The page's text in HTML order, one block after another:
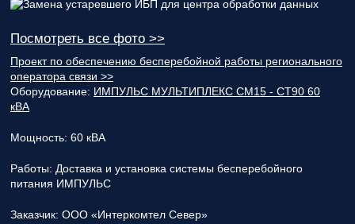
Посмотреть все фото >>
Проект по обеспечению бесперебойной работы регионального
оператора связи >>
Оборудование: ИМПУЛЬС МУЛЬТИПЛЕКС СМ15 - СТ90 60
кВА
Мощность: 60 кВА
Работы: Доставка и установка системы бесперебойного
питания ИМПУЛЬС
Заказчик: ООО «Интеркомтел Север»